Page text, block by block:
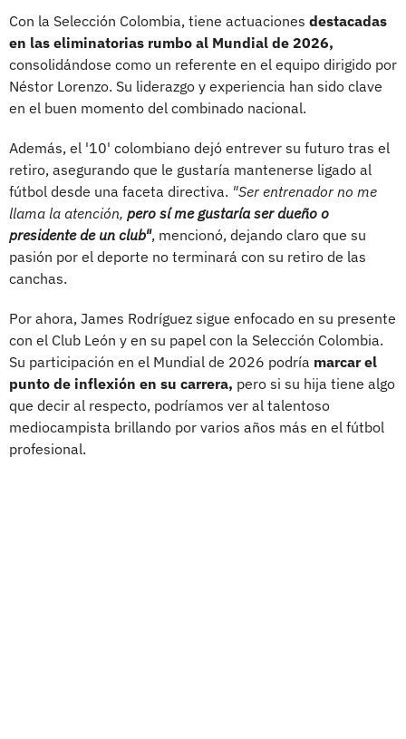
Con la Selección Colombia, tiene actuaciones destacadas
en las eliminatorias rumbo al Mundial de 2026,
consolidándose como un referente en el equipo dirigido por
Néstor Lorenzo. Su liderazgo y experiencia han sido clave
en el buen momento del combinado nacional.
Además, el '10' colombiano dejó entrever su futuro tras el
retiro, asegurando que le gustaría mantenerse ligado al
fútbol desde una faceta directiva. "Ser entrenador no me
llama la atención, pero sí me gustaría ser dueño o
presidente de un club", mencionó, dejando claro que su
pasión por el deporte no terminará con su retiro de las
canchas.
Por ahora, James Rodríguez sigue enfocado en su presente
con el Club León y en su papel con la Selección Colombia.
Su participación en el Mundial de 2026 podría marcar el
punto de inflexión en su carrera, pero si su hija tiene algo
que decir al respecto, podríamos ver al talentoso
mediocampista brillando por varios años más en el fútbol
profesional.